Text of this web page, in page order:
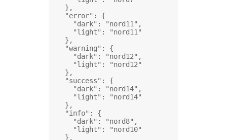
},
"error" : {
"dark" : "nord11" ,
"light" :
"nord11"
},
"warning" : {
"dark" : "nord12" ,
"light" :
"nord12"
},
"success" : {
"dark" : "nord14" ,
"light" :
"nord14"
},
"info" : {
"dark" : "nord8" ,
"light" :
"nord10"
},